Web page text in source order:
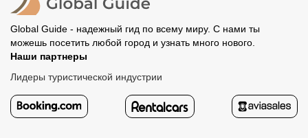
Global Guide - надежный гид по всему миру. С нами ты
можешь посетить любой город и узнать много нового.
Наши партнеры
Лидеры туристической индустрии